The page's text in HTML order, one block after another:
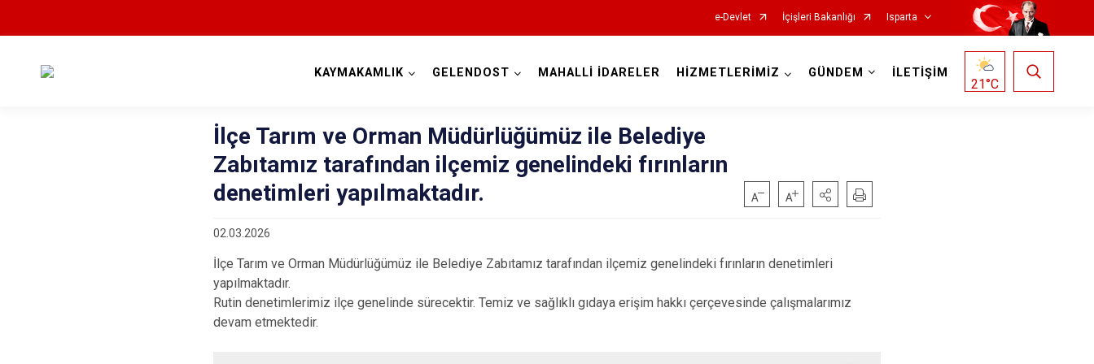
e-Devlet İçişleri Bakanlığı Isparta
Atabey
Eğirdir
Sütçüler
KAYMAKAMLIK GELENDOST MAHALLİ İDARELER HİZMETLERİMİZ GÜNDEM İLETİŞİM
21°C
İlçe Tarım ve Orman Müdürlüğümüz ile Belediye
Zabıtamız tarafından ilçemiz genelindeki fırınların
denetimleri yapılmaktadır.
02.03.2026
İlçe Tarım ve Orman Müdürlüğümüz ile Belediye Zabıtamız tarafından ilçemiz genelindeki fırınların denetimleri
yapılmaktadır.
Rutin denetimlerimiz ilçe genelinde sürecektir. Temiz ve sağlıklı gıdaya erişim hakkı çerçevesinde çalışmalarımız
devam etmektedir.